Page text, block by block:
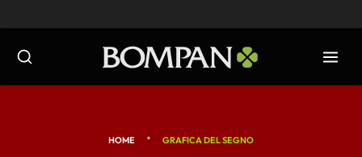
al
contenuto
HOME • GRAFICA DEL SEGNO